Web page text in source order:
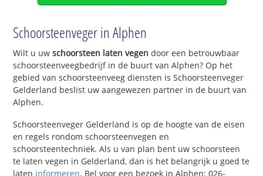
Schoorsteenveger in Alphen
Wilt u uwschoorsteen laten vegen door een betrouwbaar
schoorsteenveegbedrijf in de buurt van Alphen? Op het
gebied van schoorsteenveeg diensten is Schoorsteenveger
Gelderland beslist uw aangewezen partner in de buurt van
Alphen.
Schoorsteenveger Gelderland is op de hoogte van de eisen
en regels rondom schoorsteenvegen en
schoorsteentechniek. Als u van plan bent uw schoorsteen
te laten vegen in Gelderland, dan is het belangrijk u goed te
laten informeren. Bel voor een bezoek in Alphen: 026-